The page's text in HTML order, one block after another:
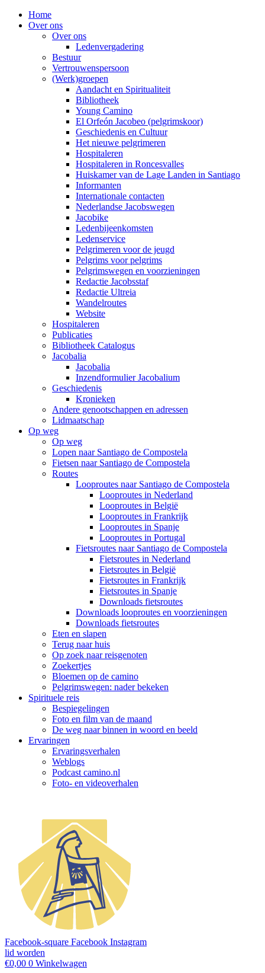
Home
Over ons
Over ons
Ledenvergadering
Bestuur
Vertrouwenspersoon
(Werk)groepen
Aandacht en Spiritualiteit
Bibliotheek
Young Camino
El Orfeón Jacobeo (pelgrimskoor)
Geschiedenis en Cultuur
Het nieuwe pelgrimeren
Hospitaleren
Hospitaleren in Roncesvalles
Huiskamer van de Lage Landen in Santiago
Informanten
Internationale contacten
Nederlandse Jacobswegen
Jacobike
Ledenbijeenkomsten
Ledenservice
Pelgrimeren voor de jeugd
Pelgrims voor pelgrims
Pelgrimswegen en voorzieningen
Redactie Jacobsstaf
Redactie Ultreia
Wandelroutes
Website
Hospitaleren
Publicaties
Bibliotheek Catalogus
Jacobalia
Jacobalia
Inzendformulier Jacobalium
Geschiedenis
Kronieken
Andere genootschappen en adressen
Lidmaatschap
Op weg
Op weg
Lopen naar Santiago de Compostela
Fietsen naar Santiago de Compostela
Routes
Looproutes naar Santiago de Compostela
Looproutes in Nederland
Looproutes in België
Looproutes in Frankrijk
Looproutes in Spanje
Looproutes in Portugal
Fietsroutes naar Santiago de Compostela
Fietsroutes in Nederland
Fietsroutes in België
Fietsroutes in Frankrijk
Fietsroutes in Spanje
Downloads fietsroutes
Downloads looproutes en voorzieningen
Downloads fietsroutes
Eten en slapen
Terug naar huis
Op zoek naar reisgenoten
Zoekertjes
Bloemen op de camino
Pelgrimswegen: nader bekeken
Spirituele reis
Bespiegelingen
Foto en film van de maand
De weg naar binnen in woord en beeld
Ervaringen
Ervaringsverhalen
Weblogs
Podcast camino.nl
Foto- en videoverhalen
Facebook-square Facebook Instagram
lid worden
€0,00 0 Winkelwagen